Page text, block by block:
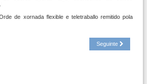
de xornada flexible e teletraballo remitido pola
Seguinte